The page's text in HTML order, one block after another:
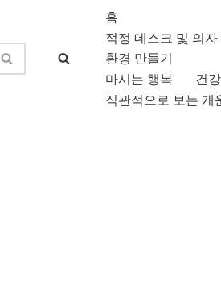
홈
적정 데스크 및 의
환경 만들기
마시는 행복
건강
직관적으로 보는 개